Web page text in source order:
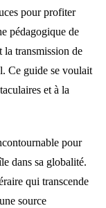
pour profiter
pédagogique de
la transmission de
Ce guide se voulait
et à la
pour
dans sa globalité.
qui transcende
source